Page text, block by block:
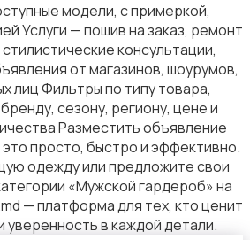
модели, с примеркой,
Услуги — пошив на заказ, ремонт
консультации,
от магазинов, шоурумов,
лиц Фильтры по типу товара,
сезону, региону, цене и
Разместить объявление
просто, быстро и эффективно.
одежду или предложите свои
«Мужской гардероб» на
— платформа для тех, кто ценит
уверенность в каждой детали.